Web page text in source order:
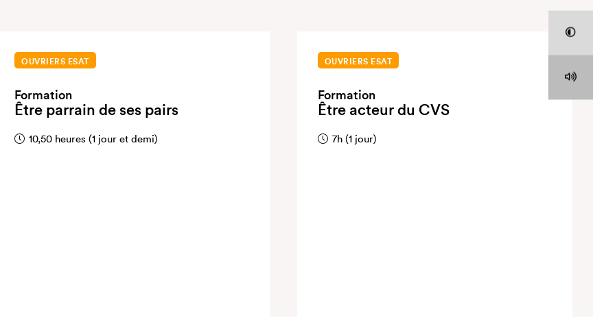
OUVRIERS ESAT
Formation
Être parrain de ses pairs
10,50 heures (1 jour et demi)
OUVRIERS ESAT
Formation
Être acteur du CVS
7h (1 jour)